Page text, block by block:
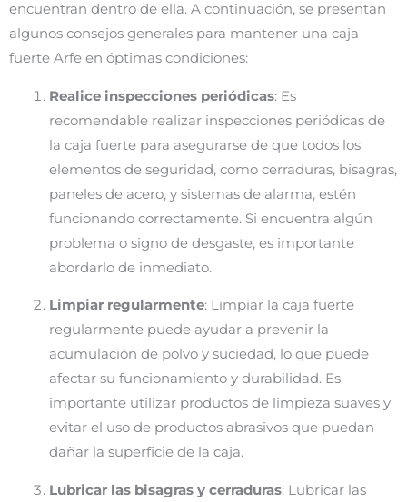
encuentran dentro de ella. A continuación, se presentan
algunos consejos generales para mantener una caja
fuerte Arfe en óptimas condiciones:
Realice inspecciones periódicas: Es
recomendable realizar inspecciones periódicas de
la caja fuerte para asegurarse de que todos los
elementos de seguridad, como cerraduras, bisagras,
paneles de acero, y sistemas de alarma, estén
funcionando correctamente. Si encuentra algún
problema o signo de desgaste, es importante
abordarlo de inmediato.
Limpiar regularmente: Limpiar la caja fuerte
regularmente puede ayudar a prevenir la
acumulación de polvo y suciedad, lo que puede
afectar su funcionamiento y durabilidad. Es
importante utilizar productos de limpieza suaves y
evitar el uso de productos abrasivos que puedan
dañar la superficie de la caja.
Lubricar las bisagras y cerraduras: Lubricar las